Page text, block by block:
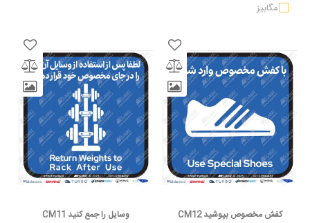
مگابیز
کفش مخصوص بپوشید CM12 وسایل را جمع کنید CM11